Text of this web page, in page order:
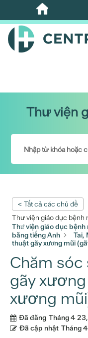
Bỏ
qua
nội
Thư viện
< Tất cả các chủ đề
Thư viện giáo dục bệnh
Thư viện giáo dục bệnh
bằng tiếng Anh
Tai,
thuật gãy xương mũi
Chăm sóc
gãy
xương
Đã đăng Tháng 4
Đã cập nhật Tháng